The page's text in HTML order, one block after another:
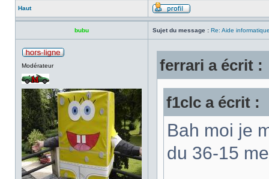
Haut
bubu Sujet du message : Re: Aide
Modérateur ferrari a écrit :
f1clc a écrit :
Bah moi je
du 36-15